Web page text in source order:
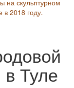
на скульптурном
в 2018 году.
Туле